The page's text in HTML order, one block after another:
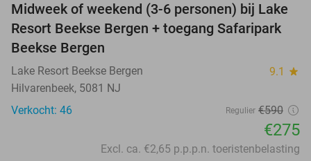
53%
Midweek of weekend (3-6 personen) bij Lake
Resort Beekse Bergen + toegang Safaripark
Beekse Bergen
Lake Resort Beekse Bergen 9.1 star
Hilvarenbeek, 5081 NJ
Verkocht: 46
Regulier €590
€275
Excl. ca. €2,65 p.p.p.n. toeristenbelasting